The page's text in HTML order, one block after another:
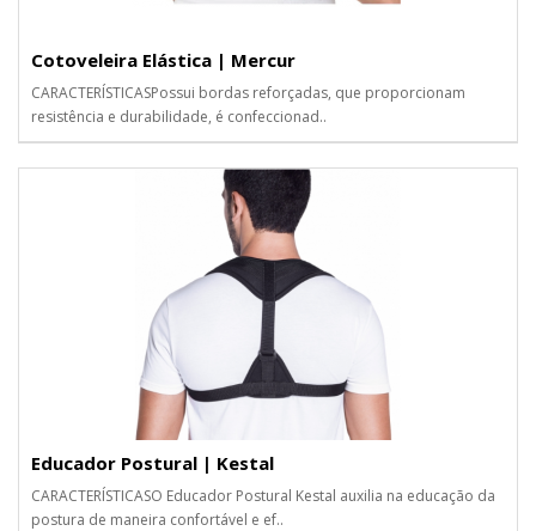
Cotoveleira Elástica | Mercur
CARACTERÍSTICASPossui bordas reforçadas, que proporcionam
resistência e durabilidade, é confeccionad..
Educador Postural | Kestal
CARACTERÍSTICASO Educador Postural Kestal auxilia na educação da
postura de maneira confortável e ef..